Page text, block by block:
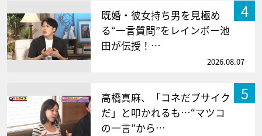
4
既婚・彼女持ち男を見極め
る“一言質問”をレインボー池
田が伝授！…
2026.08.07
5
高橋真麻、「コネだブサイク
だ」と叩かれるも…“マツコ
の一言”から…